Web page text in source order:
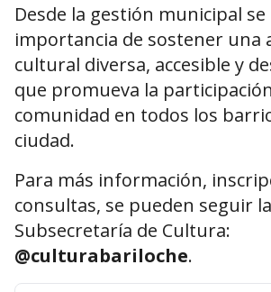
Desde la gestión municipal
importancia de sostener una
cultural diversa, accesible y
que promueva la
comunidad en todos los
ciudad.
Para más información,
consultas, se pueden seguir
Subsecretaría de Cultura:
@culturabariloche.